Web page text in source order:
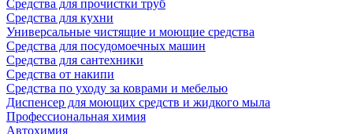
Средства для прочистки труб
Средства для кухни
Универсальные чистящие и моющие средства
Средства для посудомоечных машин
Средства для сантехники
Средства от накипи
Средства по уходу за коврами и мебелью
Диспенсер для моющих средств и жидкого мыла
Профессиональная химия
Автохимия